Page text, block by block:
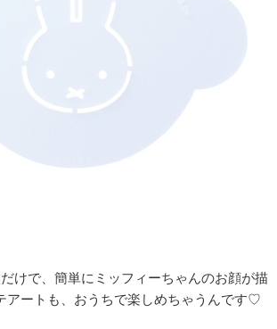
けで、簡単にミッフィーちゃんのお顔が描
アートも、おうちで楽しめちゃうんです♡